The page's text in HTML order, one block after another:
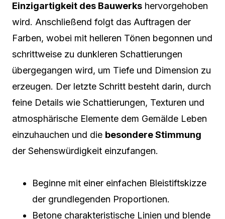
Einzigartigkeit des Bauwerks hervorgehoben
wird. Anschließend folgt das Auftragen der
Farben, wobei mit helleren Tönen begonnen und
schrittweise zu dunkleren Schattierungen
übergegangen wird, um Tiefe und Dimension zu
erzeugen. Der letzte Schritt besteht darin, durch
feine Details wie Schattierungen, Texturen und
atmosphärische Elemente dem Gemälde Leben
einzuhauchen und die besondere Stimmung
der Sehenswürdigkeit einzufangen.
Beginne mit einer einfachen Bleistiftskizze
der grundlegenden Proportionen.
Betone charakteristische Linien und blende